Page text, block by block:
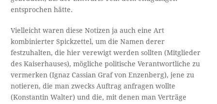
entsprochen hätte.
Vielleicht waren diese Notizen ja auch eine Art
kombinierter Spickzettel, um die Namen derer
festzuhalten, die hier verewigt werden sollten (Mitglieder
des Kaiserhauses), mögliche politische Verantwortliche zu
vermerken (Ignaz Cassian Graf von Enzenberg), jene zu
notieren, die man zwecks Auftrag anfragen wollte
(Konstantin Walter) und die, mit denen man Verträge